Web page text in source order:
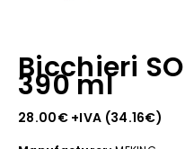
Bicchieri
390 ml
28.00€+IVA (34.16€)